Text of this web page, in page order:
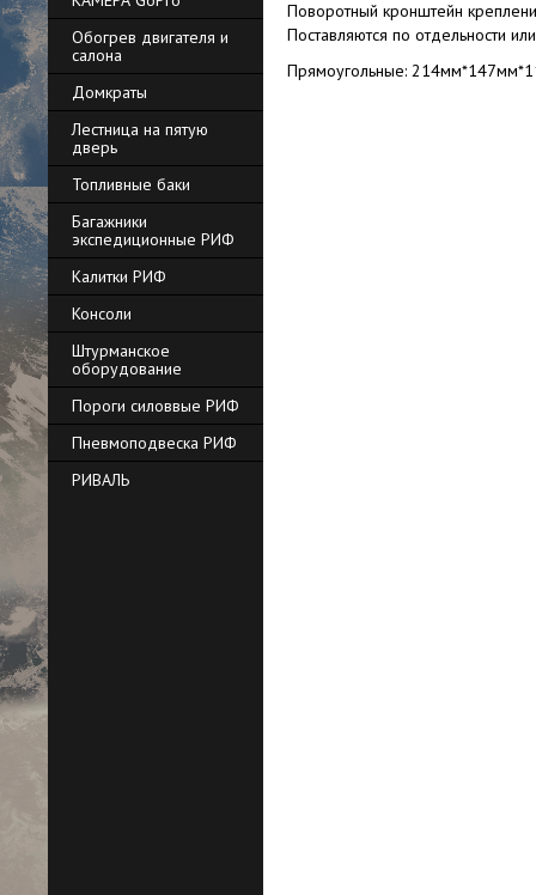
Обогрев двигателя и
салона
Домкраты
Лестница на пятую
дверь
Топливные баки
Багажники
экспедиционные РИФ
Калитки РИФ
Консоли
Штурманское
оборудование
Пороги силоввые РИФ
Пневмоподвеска РИФ
РИВАЛЬ
Поворотный кронштейн
Поставляются по отдельности
Прямоугольные: